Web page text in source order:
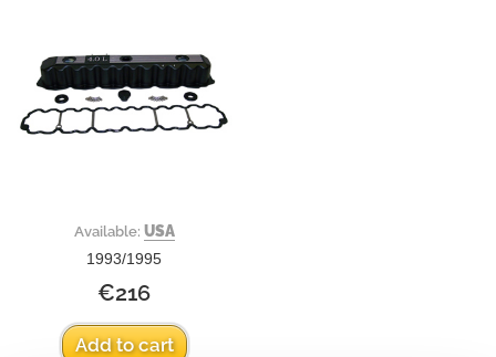
Available: USA
1993/1995
€216
Add to cart